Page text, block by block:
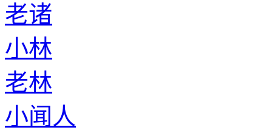
老诸
小林
老林
小闻人